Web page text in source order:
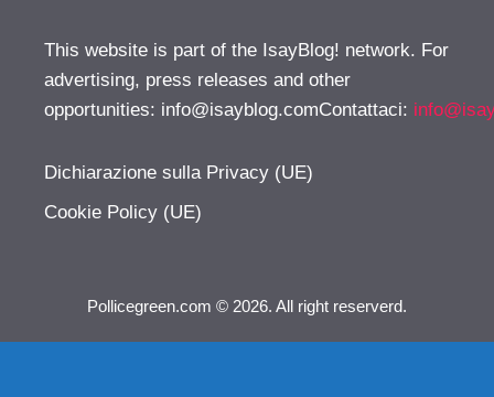
This website is part of the IsayBlog! network. For
advertising, press releases and other
opportunities: info@isayblog.comContattaci:
Dichiarazione sulla Privacy (UE)
Cookie Policy (UE)
Pollicegreen.com © 2026. All right reserverd.